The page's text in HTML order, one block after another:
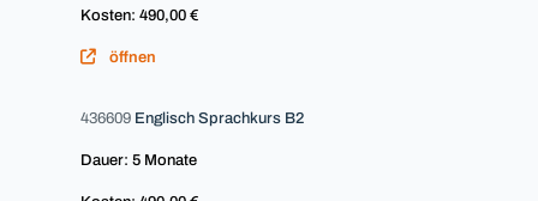
Kosten: 490,00 €
öffnen
436609 Englisch Sprachkurs B2
Dauer: 5 Monate